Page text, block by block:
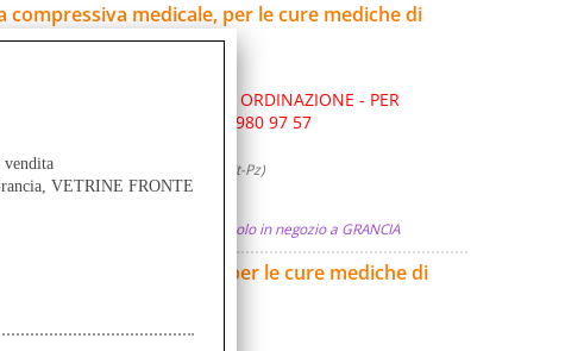
compressiva medicale, per le cure mediche di
[...]
DISPONIBILE SU ORDINAZIONE - PER
INFO CHIAMA: 091 980 97 57
NEGOZIO GRANCIA (0 St-Pz)
Prodotto acquistabile solo in negozio a GRANCIA
compressiva medicale, per le cure mediche di
Disponibilità:
vendita
VETRINE FRONTE